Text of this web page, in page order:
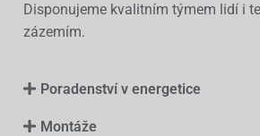
Disponujeme kvalitním týmem lidí i
zázemím.
Poradenství v energetice
Montáže